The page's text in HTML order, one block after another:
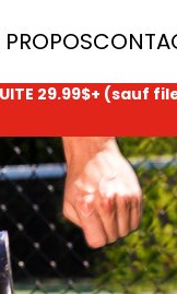
29.99$+ (sauf